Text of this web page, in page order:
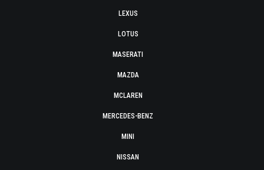
LEXUS
LOTUS
MASERATI
MAZDA
MCLAREN
MERCEDES-BENZ
MINI
NISSAN